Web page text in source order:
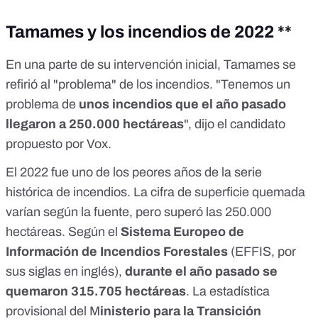
Tamames y los incendios de 2022 **
En una parte de su intervención inicial, Tamames se
refirió al "problema" de los incendios. "Tenemos un
problema de unos incendios que el año pasado
llegaron a 250.000 hectáreas", dijo el candidato
propuesto por Vox.
El 2022 fue uno de los peores años de la serie
histórica de incendios. La cifra de superficie quemada
varían según la fuente, pero superó las 250.000
hectáreas. Según el Sistema Europeo de
Información de Incendios Forestales (EFFIS, por
sus siglas en inglés), durante el año pasado se
quemaron 315.705 hectáreas. La estadística
provisional del Ministerio para la Transición